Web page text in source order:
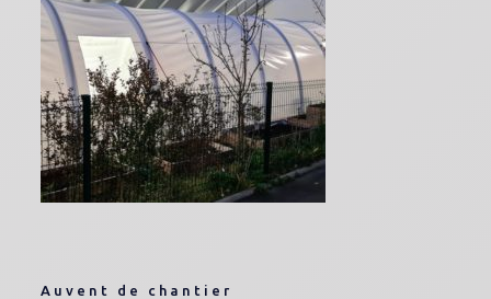
Auvent de chantier